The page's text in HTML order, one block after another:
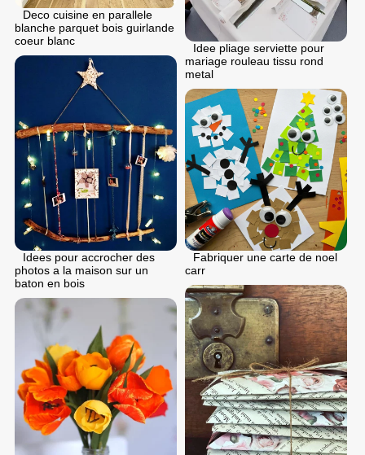
Deco cuisine en parallele
blanche parquet bois guirlande
coeur blanc
Idee pliage serviette pour
mariage rouleau tissu rond
metal
Idees pour accrocher des
photos a la maison sur un
baton en bois
Fabriquer une carte de noel
carr